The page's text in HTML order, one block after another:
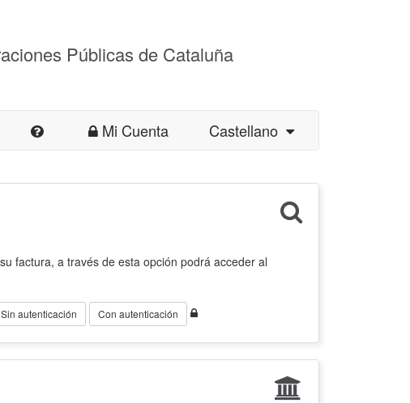
Públicas de Cataluña
Mi Cuenta Castellano
factura, a través de esta opción podrá acceder al
Sin autenticación Con autenticación